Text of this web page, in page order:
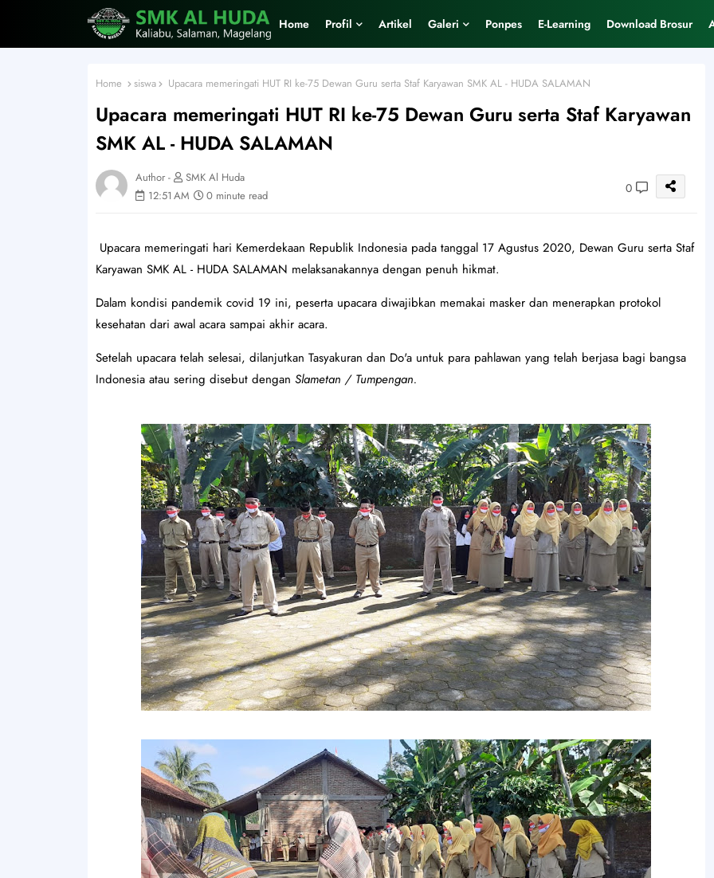
Home Profil Artikel Galeri Ponpes E-Learning Download Brosur
Home siswa Upacara memeringati HUT RI ke-75 Dewan Guru serta Staf Karyawan SMK AL - HUDA SALAMAN
Upacara memeringati HUT RI ke-75 Dewan Guru serta Staf Karyawan
SMK AL - HUDA SALAMAN
Author -
SMK Al Huda
12:51 AM
0 minute read 0
Upacara memeringati hari Kemerdekaan Republik Indonesia pada tanggal 17 Agustus 2020, Dewan Guru serta Staf
Karyawan SMK AL - HUDA SALAMAN melaksanakannya dengan penuh hikmat.
Dalam kondisi pandemik covid 19 ini, peserta upacara diwajibkan memakai masker dan menerapkan protokol
kesehatan dari awal acara sampai akhir acara.
Setelah upacara telah selesai, dilanjutkan Tasyakuran dan Do'a untuk para pahlawan yang telah berjasa bagi bangsa
Indonesia atau sering disebut dengan Slametan / Tumpengan.